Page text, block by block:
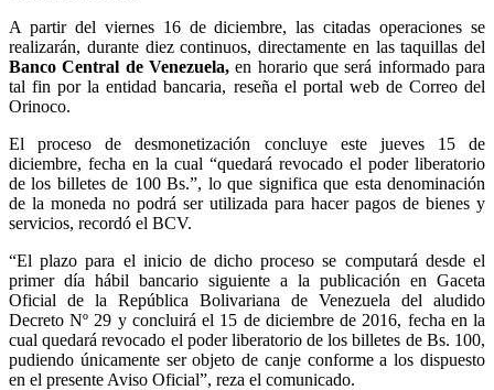
A partir del viernes 16 de diciembre, las citadas operaciones se
realizarán, durante diez continuos, directamente en las taquillas del
Banco Central de Venezuela,en horario que será informado para
tal fin por la entidad bancaria, reseña el portal web de Correo del
Orinoco.
El proceso de desmonetización concluye este jueves 15 de
diciembre, fecha en la cual “quedará revocado el poder liberatorio
de los billetes de 100 Bs.”, lo que significa que esta denominación
de la moneda no podrá ser utilizada para hacer pagos de bienes y
servicios, recordó el BCV.
“El plazo para el inicio de dicho proceso se computará desde el
primer día hábil bancario siguiente a la publicación en Gaceta
Oficial de la República Bolivariana de Venezuela del aludido
Decreto Nº 29 y concluirá el 15 de diciembre de 2016, fecha en la
cual quedará revocado el poder liberatorio de los billetes de Bs. 100,
pudiendo únicamente ser objeto de canje conforme a los dispuesto
en el presente Aviso Oficial”, reza el comunicado.